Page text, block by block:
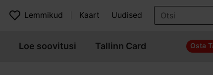
Lemmikud Kaart Uudised
Loe soovitusi Tallinn Card Osta